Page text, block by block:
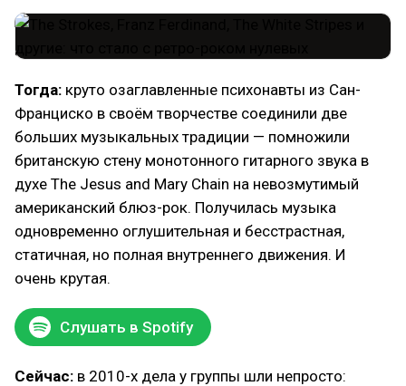
Тогда: круто озаглавленные психонавты из Сан-
Франциско в своём творчестве соединили две
больших музыкальных традиции — помножили
британскую стену монотонного гитарного звука в
духе The Jesus and Mary Chain на невозмутимый
американский блюз-рок. Получилась музыка
одновременно оглушительная и бесстрастная,
статичная, но полная внутреннего движения. И
очень крутая.
Слушать в Spotify
Сейчас: в 2010-х дела у группы шли непросто: